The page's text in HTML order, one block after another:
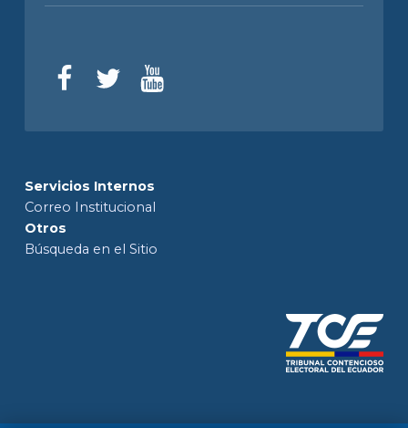
Servicios Internos
Correo Institucional
Otros
Búsqueda en el Sitio